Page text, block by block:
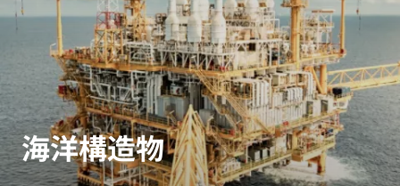
海洋構造物